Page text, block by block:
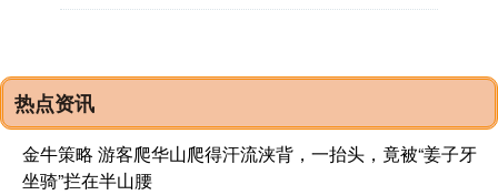
热点资讯
金牛策略 游客爬华山爬得汗流浃背，一抬头，竟被“姜子牙
坐骑”拦在半山腰